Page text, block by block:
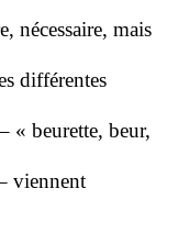
nécessaire, mais
différentes
« beurette, beur,
viennent